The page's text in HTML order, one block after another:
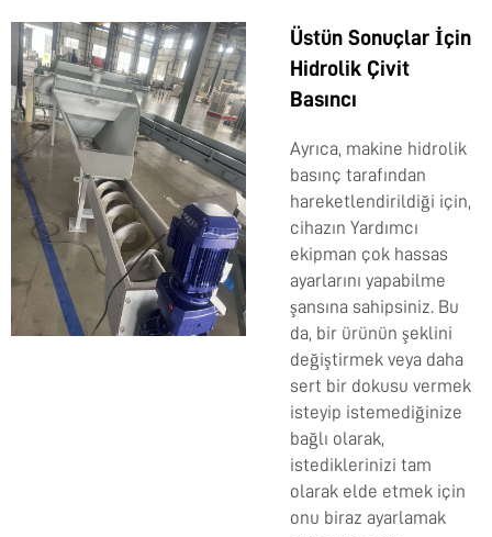
Üstün Sonuçlar İçin
Hidrolik Çivit
Basıncı
Ayrıca, makine hidrolik
basınç tarafından
hareketlendirildiği için,
cihazın Yardımcı
ekipman çok hassas
ayarlarını yapabilme
şansına sahipsiniz. Bu
da, bir ürünün şeklini
değiştirmek veya daha
sert bir dokusu vermek
isteyip istemediğinize
bağlı olarak,
istediklerinizi tam
olarak elde etmek için
onu biraz ayarlamak